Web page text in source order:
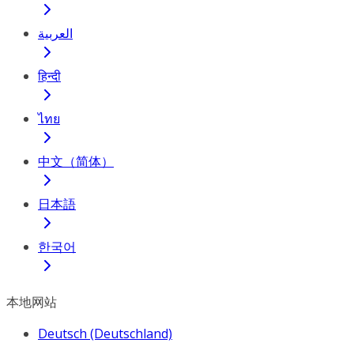
العربية
हिन्दी
ไทย
中文（简体）
日本語
한국어
本地网站
Deutsch (Deutschland)